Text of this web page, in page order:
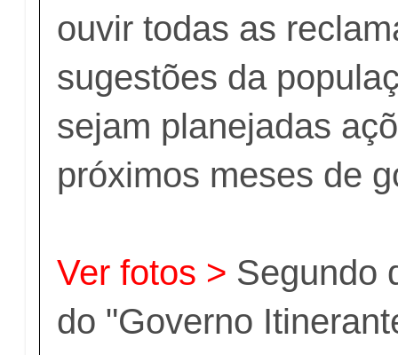
ouvir todas as
sugestões da
sejam planejadas
próximos meses de
Ver fotos > Segundo
do "Governo